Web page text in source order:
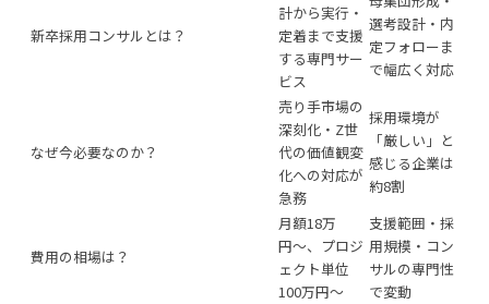
新卒採用コンサルとは？
計から実行・
定着まで支援
する専門サー
ビス
選考設計・内
定フォローま
で幅広く対応
なぜ今必要なのか？
売り手市場の
深刻化・Z世
代の価値観変
化への対応が
急務
採用環境が
「厳しい」と
感じる企業は
約8割
費用の相場は？
月額18万
円〜、プロジ
ェクト単位
100万円〜
支援範囲・採
用規模・コン
サルの専門性
で変動